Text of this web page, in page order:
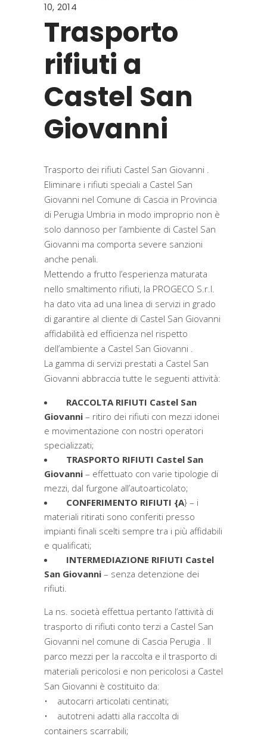
10, 2014
Trasporto
rifiuti a
Castel San
Giovanni
Trasporto dei rifiuti Castel San Giovanni .
Eliminare i rifiuti speciali a Castel San
Giovanni nel Comune di Cascia in Provincia
di Perugia Umbria in modo improprio non è
solo dannoso per l’ambiente di Castel San
Giovanni ma comporta severe sanzioni
anche penali.
Mettendo a frutto l’esperienza maturata
nello smaltimento rifiuti, la PROGECO S.r.l.
ha dato vita ad una linea di servizi in grado
di garantire al cliente di Castel San Giovanni
affidabilità ed efficienza nel rispetto
dell’ambiente a Castel San Giovanni .
La gamma di servizi prestati a Castel San
Giovanni abbraccia tutte le seguenti attività:
RACCOLTA RIFIUTI Castel San
Giovanni – ritiro dei rifiuti con mezzi idonei
e movimentazione con nostri operatori
specializzati;
TRASPORTO RIFIUTI Castel San
Giovanni – effettuato con varie tipologie di
mezzi, dal furgone all’autoarticolato;
CONFERIMENTO RIFIUTI {A} – i
materiali ritirati sono conferiti presso
impianti finali scelti sempre tra i più affidabili
e qualificati;
INTERMEDIAZIONE RIFIUTI Castel
San Giovanni – senza detenzione dei
rifiuti.
La ns. società effettua pertanto l’attività di
trasporto di rifiuti conto terzi a Castel San
Giovanni nel comune di Cascia Perugia . Il
parco mezzi per la raccolta e il trasporto di
materiali pericolosi e non pericolosi a Castel
San Giovanni è costituito da:
• autocarri articolati centinati;
• autotreni adatti alla raccolta di
containers scarrabili;